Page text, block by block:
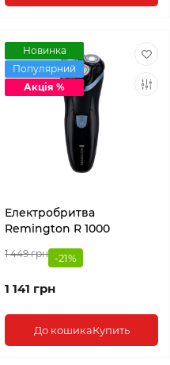
Новинка
Популярний
Акція %
Електробритва
Remington R 1000
1 449 грн -21%
1 141 грн
До кошикаКупить